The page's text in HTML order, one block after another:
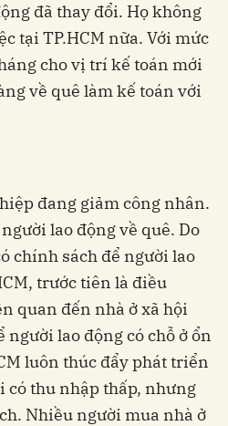
đã thay đổi. Họ không
tại TP.HCM nữa. Với mức
cho vị trí kế toán mới
về quê làm kế toán với
đang giảm công nhân.
lao động về quê. Do
chính sách để người lao
trước tiên là điều
quan đến nhà ở xã hội
người lao động có chỗ ở ổn
luôn thúc đẩy phát triển
có thu nhập thấp, nhưng
Nhiều người mua nhà ở